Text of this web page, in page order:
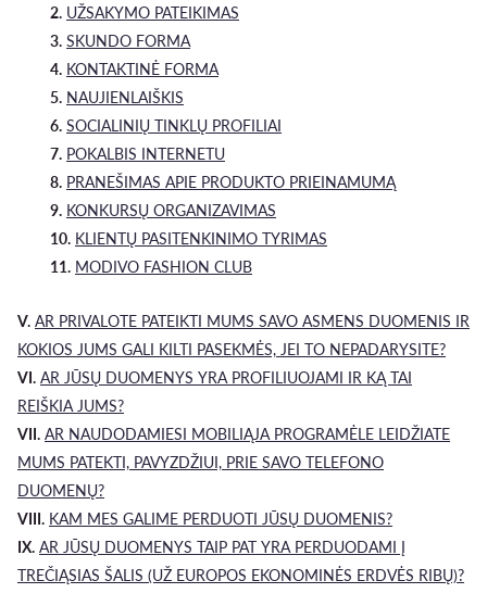
2. UŽSAKYMO PATEIKIMAS
3. SKUNDO FORMA
4. KONTAKTINĖ FORMA
5. NAUJIENLAIŠKIS
6. SOCIALINIŲ TINKLŲ PROFILIAI
7. POKALBIS INTERNETU
8. PRANEŠIMAS APIE PRODUKTO PRIEINAMUMĄ
9. KONKURSŲ ORGANIZAVIMAS
10. KLIENTŲ PASITENKINIMO TYRIMAS
11. MODIVO FASHION CLUB
V. AR PRIVALOTE PATEIKTI MUMS SAVO ASMENS DUOMENIS IR
KOKIOS JUMS GALI KILTI PASEKMĖS, JEI TO NEPADARYSITE?
VI. AR JŪSŲ DUOMENYS YRA PROFILIUOJAMI IR KĄ TAI
REIŠKIA JUMS?
VII. AR NAUDODAMIESI MOBILIĄJA PROGRAMĖLE LEIDŽIATE
MUMS PATEKTI, PAVYZDŽIUI, PRIE SAVO TELEFONO
DUOMENŲ?
VIII. KAM MES GALIME PERDUOTI JŪSŲ DUOMENIS?
IX. AR JŪSŲ DUOMENYS TAIP PAT YRA PERDUODAMI Į
TREČIĄSIAS ŠALIS (UŽ EUROPOS EKONOMINĖS ERDVĖS RIBŲ)?